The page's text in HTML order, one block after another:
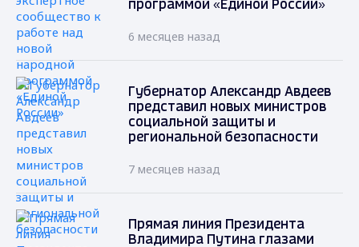
программой «Единой России»
6 месяцев назад
Губернатор Александр Авдеев
представил новых министров
социальной защиты и
региональной безопасности
7 месяцев назад
Прямая линия Президента
Владимира Путина глазами